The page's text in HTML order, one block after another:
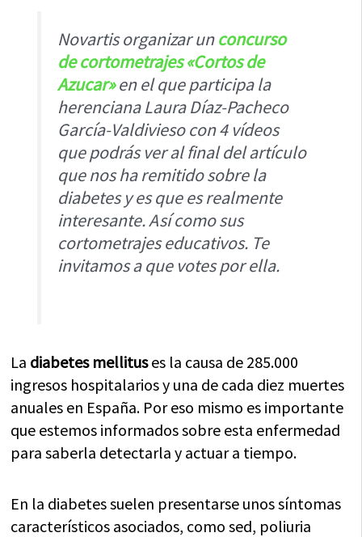
Novartis organizar unconcurso
de cortometrajes «Cortos de
Azucar»en el que participa la
herenciana Laura Díaz-Pacheco
García-Valdivieso con 4 vídeos
que podrás ver al final del artículo
que nos ha remitido sobre la
diabetes y es que es realmente
interesante. Así como sus
cortometrajes educativos. Te
invitamos a que votes por ella.
La diabetes mellituses la causa de 285.000
ingresos hospitalarios y una de cada diez muertes
anuales en España. Por eso mismo es importante
que estemos informados sobre esta enfermedad
para saberla detectarla y actuar a tiempo.
En la diabetes suelen presentarse unos síntomas
característicos asociados, como sed, poliuria